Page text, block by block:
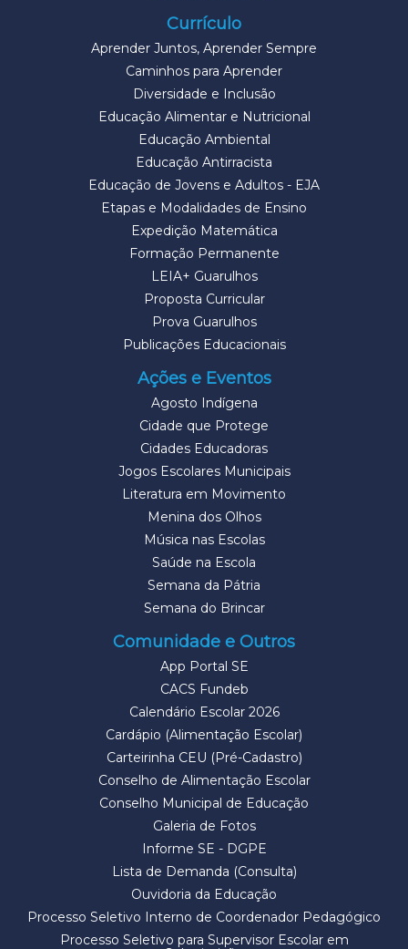
Currículo
Aprender Juntos, Aprender Sempre
Caminhos para Aprender
Diversidade e Inclusão
Educação Alimentar e Nutricional
Educação Ambiental
Educação Antirracista
Educação de Jovens e Adultos - EJA
Etapas e Modalidades de Ensino
Expedição Matemática
Formação Permanente
LEIA+ Guarulhos
Proposta Curricular
Prova Guarulhos
Publicações Educacionais
Ações e Eventos
Agosto Indígena
Cidade que Protege
Cidades Educadoras
Jogos Escolares Municipais
Literatura em Movimento
Menina dos Olhos
Música nas Escolas
Saúde na Escola
Semana da Pátria
Semana do Brincar
Comunidade e Outros
App Portal SE
CACS Fundeb
Calendário Escolar 2026
Cardápio (Alimentação Escolar)
Carteirinha CEU (Pré-Cadastro)
Conselho de Alimentação Escolar
Conselho Municipal de Educação
Galeria de Fotos
Informe SE - DGPE
Lista de Demanda (Consulta)
Ouvidoria da Educação
Processo Seletivo Interno de Coordenador Pedagógico
Processo Seletivo para Supervisor Escolar em